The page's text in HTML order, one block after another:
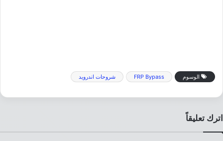
الوسوم FRP Bypass شروحات اندرويد
اترك تعليقاً